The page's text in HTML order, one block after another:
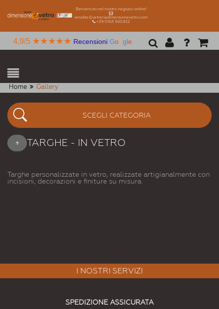
Benvenuto nel nostro negozio online!
vendite@vetreriadimensionevetro.com
+39 0163 560432
4,9/5 ★★★★★ Recensioni Google
Home Gallery
SCEGLI CATEGORIA
TARGHE - IN VETRO
Targhe personalizzate in vetro, realizzate artigianalmente con
incisioni, decorazioni e finiture su misura.
I NOSTRI SERVIZI
SPEDIZIONE ASSICURATA